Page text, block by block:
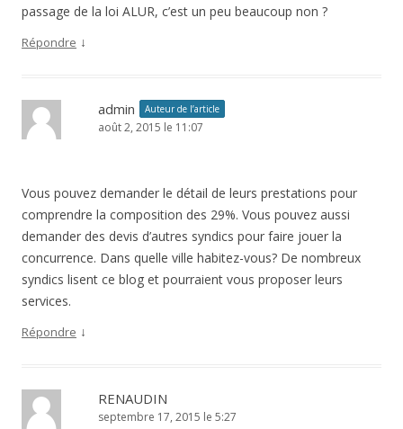
passage de la loi ALUR, c’est un peu beaucoup non ?
Répondre ↓
admin Auteur de l’article
août 2, 2015 le 11:07
Vous pouvez demander le détail de leurs prestations pour
comprendre la composition des 29%. Vous pouvez aussi
demander des devis d’autres syndics pour faire jouer la
concurrence. Dans quelle ville habitez-vous? De nombreux
syndics lisent ce blog et pourraient vous proposer leurs
services.
Répondre ↓
RENAUDIN
septembre 17, 2015 le 5:27